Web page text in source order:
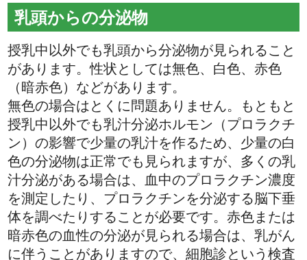
乳頭からの分泌物
授乳中以外でも乳頭から分泌物が見られること
があります。性状としては無色、白色、赤色
（暗赤色）などがあります。
無色の場合はとくに問題ありません。もともと
授乳中以外でも乳汁分泌ホルモン（プロラクチ
ン）の影響で少量の乳汁を作るため、少量の白
色の分泌物は正常でも見られますが、多くの乳
汁分泌がある場合は、血中のプロラクチン濃度
を測定したり、プロラクチンを分泌する脳下垂
体を調べたりすることが必要です。赤色または
暗赤色の血性の分泌が見られる場合は、乳がん
に伴うことがありますので、細胞診という検査